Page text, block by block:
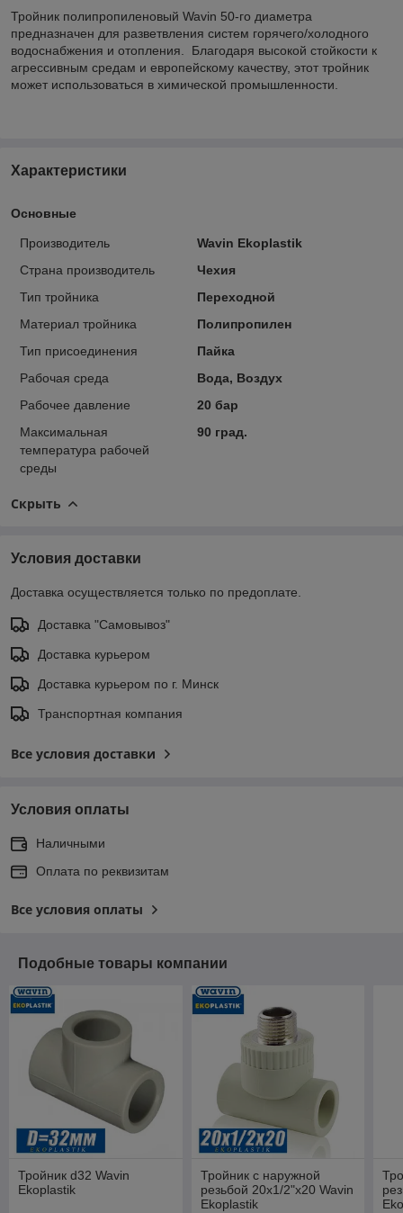
Тройник полипропиленовый Wavin 50-го диаметра
предназначен для разветвления систем горячего/холодного
водоснабжения и отопления. Благодаря высокой стойкости к
агрессивным средам и европейскому качеству, этот тройник
может использоваться в химической промышленности.
Характеристики
Основные
Производитель
Wavin Ekoplastik
Страна производитель
Чехия
Тип тройника
Переходной
Материал тройника
Полипропилен
Тип присоединения
Пайка
Рабочая среда
Вода, Воздух
Рабочее давление
20 бар
Максимальная
температура рабочей
среды
90 град.
Скрыть
Условия доставки
Доставка осуществляется только по предоплате.
Доставка "Самовывоз"
Доставка курьером
Доставка курьером по г. Минск
Транспортная компания
Все условия доставки
Условия оплаты
Наличными
Оплата по реквизитам
Все условия оплаты
Подобные товары компании
Тройник d32 Wavin
Ekoplastik
Тройник с наружной
резьбой 20x1/2"x20 Wavin
Ekoplastik